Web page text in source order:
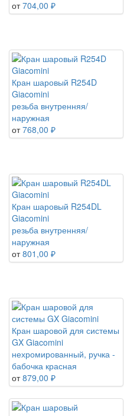
от 704,00 ₽
Кран шаровый R254D
Giacomini
резьба внутренняя/
наружная
от 768,00 ₽
Кран шаровый R254DL
Giacomini
резьба внутренняя/
наружная
от 801,00 ₽
Кран шаровой для системы
GX Giacomini
нехромированный, ручка -
бабочка красная
от 879,00 ₽